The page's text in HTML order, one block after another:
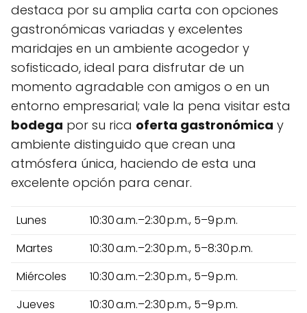
destaca por su amplia carta con opciones
gastronómicas variadas y excelentes
maridajes en un ambiente acogedor y
sofisticado, ideal para disfrutar de un
momento agradable con amigos o en un
entorno empresarial; vale la pena visitar esta
bodega por su rica oferta gastronómica y
ambiente distinguido que crean una
atmósfera única, haciendo de esta una
excelente opción para cenar.
Lunes
10:30 a.m.–2:30 p.m., 5–9 p.m.
Martes
10:30 a.m.–2:30 p.m., 5–8:30 p.m.
Miércoles
10:30 a.m.–2:30 p.m., 5–9 p.m.
Jueves
10:30 a.m.–2:30 p.m., 5–9 p.m.